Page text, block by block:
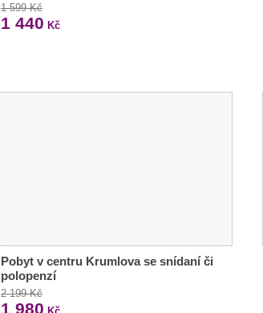
1 599 Kč
1 440 Kč
Pobyt v centru Krumlova se snídaní či
polopenzí
2 199 Kč
1 980